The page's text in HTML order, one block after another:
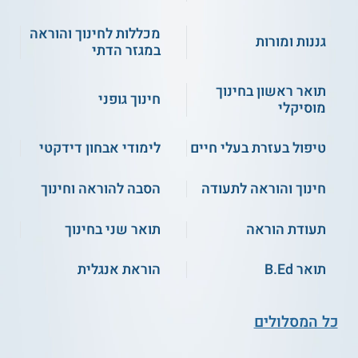
סמינרים, ימי עיון וכנסים, קמפוסים מחקריים וכן שותפות עם
ארגונים מחוץ למכללה, בתחום הסביבתי והחברתי.
בשלוש שנים בלבד.
נושאי הלימוד
גיאוגרפיה חברתית
חינוך חברתי קהילתי
תכנון המרחב הישראלי
ועוד
גננות ומורות
מכללות לחינוך והוראה
במגזר הדתי
תואר ראשון בחינוך
מוסיקלי
חינוך גופני
טיפול בעזרת בעלי חיים
לימודי אבחון דידקטי
חינוך והוראה לתעודה
הסבה להוראה וחינוך
תעודת הוראה
תואר שני בחינוך
תואר B.Ed
הוראת אנגלית
כל המסלולים